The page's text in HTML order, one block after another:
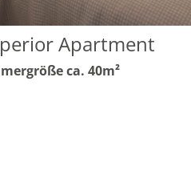
Apartment
ca. 40m²